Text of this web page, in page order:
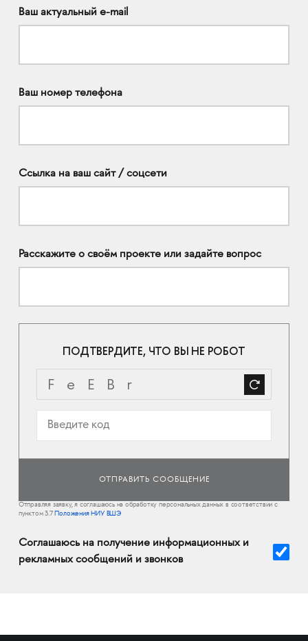
Ваш актуальный e-mail
Ваш номер телефона
Ссылка на ваш сайт / соцсети
Расскажите о своём проекте или задайте вопрос
ПОДТВЕРДИТЕ, ЧТО ВЫ НЕ РОБОТ
Отправляя заявку, я соглашаюсь на обработку персональных данных в соответствии с
пунктом 3.7Положения НИУ ВШЭ
Соглашаюсь на получение информационных и
рекламных сообщений и звонков